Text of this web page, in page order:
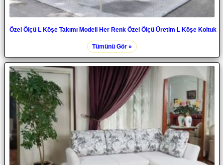
Özel Ölçü L Köşe Takımı Modeli Her Renk Özel Ölçü Üretim L Köşe Koltuk
Tümünü Gör »